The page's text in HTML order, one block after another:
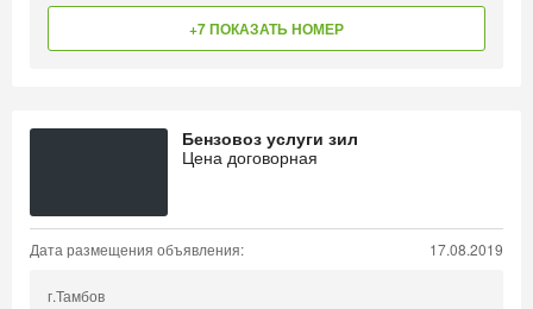
+7 ПОКАЗАТЬ НОМЕР
Бензовоз услуги зил
Цена договорная
Дата размещения объявления: 17.08.2019
г.Тамбов